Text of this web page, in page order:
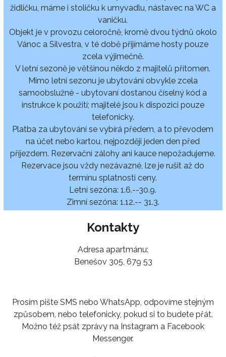
židličku, máme i stoličku k umyvadlu, nástavec na WC a
vaničku.
Objekt je v provozu celoročně, kromě dvou týdnů okolo
Vánoc a Silvestra, v té době přijímáme hosty pouze
zcela výjimečně.
V letní sezoně je většinou někdo z majitelů přítomen.
Mimo letní sezonu je ubytování obvykle zcela
samoobslužné - ubytovaní dostanou číselný kód a
instrukce k použití; majitelé jsou k dispozici pouze
telefonicky.
Platba za ubytování se vybírá předem, a to převodem
na účet nebo kartou, nejpozději jeden den před
příjezdem. Rezervační zálohy ani kauce nepožadujeme.
Rezervace jsou vždy nezávazné, lze je rušit až do
termínu splatnosti ceny.
Letní sezóna: 1.6.--30.9.
Zimní sezóna: 1.12.-- 31.3.
Kontakty
Adresa apartmánu:
Benešov 305, 679 53
Prosím pište SMS nebo WhatsApp, odpovíme stejným
způsobem, nebo telefonicky, pokud si to budete přát.
Možno též psát zprávy na Instagram a Facebook
Messenger.